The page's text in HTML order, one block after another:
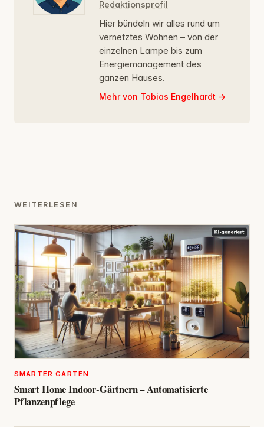
Redaktionsprofil
Hier bündeln wir alles rund um
vernetztes Wohnen – von der
einzelnen Lampe bis zum
Energiemanagement des
ganzen Hauses.
Mehr von Tobias Engelhardt
WEITERLESEN
SMARTER GARTEN
Smart Home Indoor-Gärtnern – Automatisierte
Pflanzenpflege